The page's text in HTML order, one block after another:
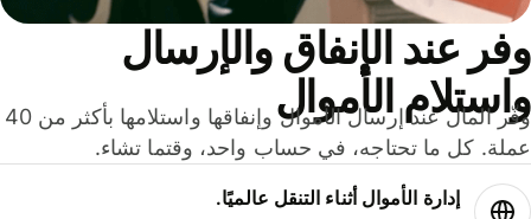
عند الإنفاق والإرسال
الأموال
وفّر المال عند إرسال الأموال وإنفاقها واستلامها بأكثر من 40
كل ما تحتاجه، في حساب واحد، وقتما تشاء.
إدارة الأموال أثناء التنقل عالميًا.